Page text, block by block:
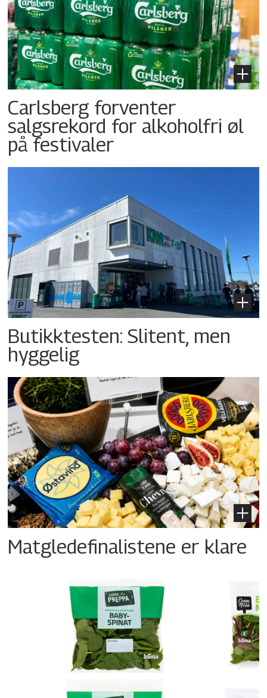
Carlsberg forventer
salgsrekord for alkoholfri øl
på festivaler
Butikktesten: Slitent, men
hyggelig
Matgledefinalistene er klare